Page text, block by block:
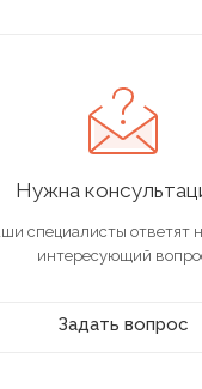
Нужна
специалисты ответят
интересующий
Задать вопрос